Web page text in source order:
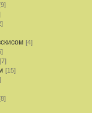
[4]
[7]
[15]